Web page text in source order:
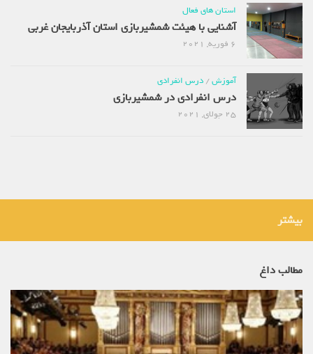
استان های فعال
آشنایی با هیئت شمشیربازی استان آذربایجان غربی
آموزش/درس انفرادی
درس انفرادی در شمشیربازی
بیشتر
مطالب داغ